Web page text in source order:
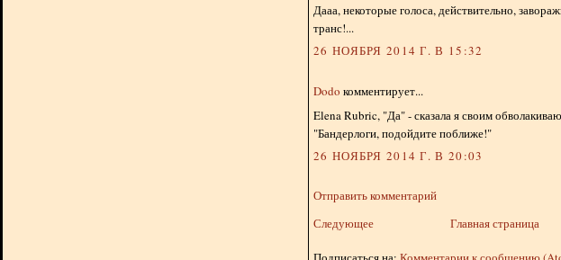
Дааа, некоторые голоса, действительно,
транс!...
26 НОЯБРЯ 2014 Г. В 15:32
Dodo комментирует...
Elena Rubric, "Да" - сказала я своим
"Бандерлоги, подойдите поближе!"
26 НОЯБРЯ 2014 Г. В 20:03
Отправить комментарий
Следующее
Главная страница